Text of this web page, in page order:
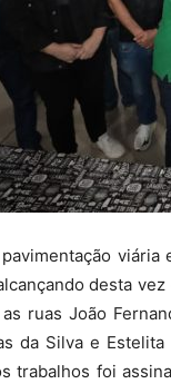
desta
ruas João
da Silva e
trabalhos foi